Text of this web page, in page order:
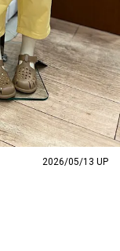
2026/05/13 UP